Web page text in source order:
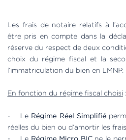
Les frais de notaire relatifs à
être pris en compte dans la
réserve du respect de deux
choix du régime fiscal et la
l’immatriculation du bien en LMNP.
En fonction du régime fiscal choisi :
- Le Régime Réel Simplifié
réelles du bien ou d’amortir les